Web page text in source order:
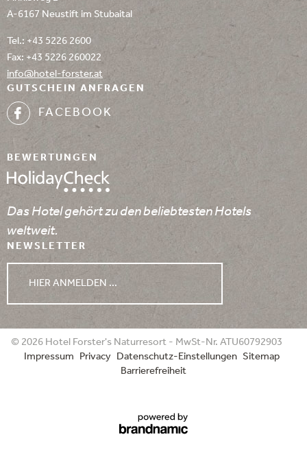
A-6167 Neustift im Stubaital
Tel.: +43 5226 2600
Fax: +43 5226 260022
info@hotel-forster.at
GUTSCHEIN ANFRAGEN
FACEBOOK
BEWERTUNGEN
Das Hotel gehört zu den beliebtesten Hotels
weltweit.
NEWSLETTER
HIER ANMELDEN ...
WETTER
09.08.2026 10.08.2026
min. 16°
min. 13°
© 2026 Hotel Forster's Naturresort - MwSt-Nr. ATU60792903
Impressum
Privacy Datenschutz-Einstellungen Sitemap
Barrierefreiheit